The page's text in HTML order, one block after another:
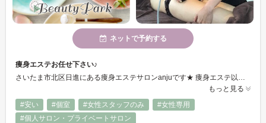
ネットで予約する
痩身エステお任せ下さい♪
もっと見る
#安い
#個室 #女性スタッフのみ
#女性専用
#個人サロン・プライベートサロン